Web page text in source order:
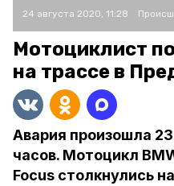
24 августа 2020, 11:28
Мотоциклист
на трассе в
Авария произошла 23
часов. Мотоцикл
Focus столкнулись